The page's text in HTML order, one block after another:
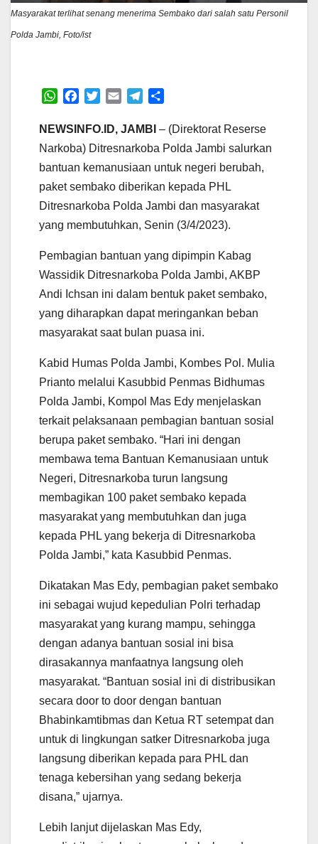
Masyarakat terlihat senang menerima Sembako dari salah satu Personil
Polda Jambi, Foto/ist
W
a
t
A
p
p
c
e
b
o
o
k
i
t
e
r
a
l
e
r
a
m
a
r
NEWSINFO.ID, JAMBI – (Direktorat Reserse
Narkoba) Ditresnarkoba Polda Jambi salurkan
bantuan kemanusiaan untuk negeri berubah,
paket sembako diberikan kepada PHL
Ditresnarkoba Polda Jambi dan masyarakat
yang membutuhkan, Senin (3/4/2023).
Pembagian bantuan yang dipimpin Kabag
Wassidik Ditresnarkoba Polda Jambi, AKBP
Andi Ichsan ini dalam bentuk paket sembako,
yang diharapkan dapat meringankan beban
masyarakat saat bulan puasa ini.
Kabid Humas Polda Jambi, Kombes Pol. Mulia
Prianto melalui Kasubbid Penmas Bidhumas
Polda Jambi, Kompol Mas Edy menjelaskan
terkait pelaksanaan pembagian bantuan sosial
berupa paket sembako. “Hari ini dengan
membawa tema Bantuan Kemanusiaan untuk
Negeri, Ditresnarkoba turun langsung
membagikan 100 paket sembako kepada
masyarakat yang membutuhkan dan juga
kepada PHL yang bekerja di Ditresnarkoba
Polda Jambi,” kata Kasubbid Penmas.
Dikatakan Mas Edy, pembagian paket sembako
ini sebagai wujud kepedulian Polri terhadap
masyarakat yang kurang mampu, sehingga
dengan adanya bantuan sosial ini bisa
dirasakannya manfaatnya langsung oleh
masyarakat. “Bantuan sosial ini di distribusikan
secara door to door dengan bantuan
Bhabinkamtibmas dan Ketua RT setempat dan
untuk di lingkungan satker Ditresnarkoba juga
langsung diberikan kepada para PHL dan
tenaga kebersihan yang sedang bekerja
disana,” ujarnya.
Lebih lanjut dijelaskan Mas Edy,